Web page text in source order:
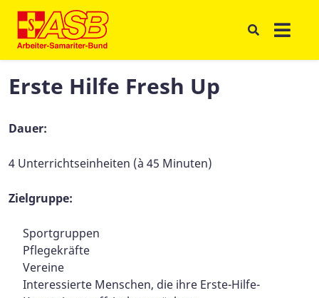
Erste Hilfe Fresh Up
Dauer:
4 Unterrichtseinheiten (à 45 Minuten)
Zielgruppe:
Sportgruppen
Pflegekräfte
Vereine
Interessierte Menschen, die ihre Erste-Hilfe-